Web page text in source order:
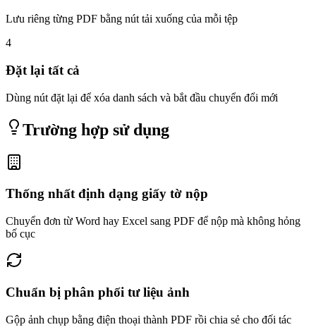
Lưu riêng từng PDF bằng nút tải xuống của mỗi tệp
4
Đặt lại tất cả
Dùng nút đặt lại để xóa danh sách và bắt đầu chuyển đổi mới
Trường hợp sử dụng
Thống nhất định dạng giấy tờ nộp
Chuyển đơn từ Word hay Excel sang PDF để nộp mà không hỏng
bố cục
Chuẩn bị phân phối tư liệu ảnh
Gộp ảnh chụp bằng điện thoại thành PDF rồi chia sẻ cho đối tác